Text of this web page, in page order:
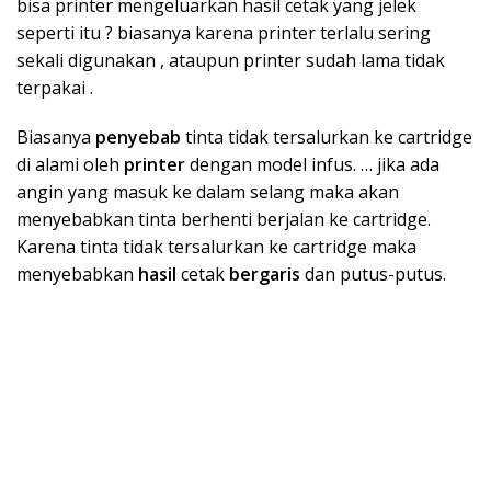
bisa printer mengeluarkan hasil cetak yang jelek
seperti itu ? biasanya karena printer terlalu sering
sekali digunakan , ataupun printer sudah lama tidak
terpakai .
Biasanya penyebab tinta tidak tersalurkan ke cartridge
di alami oleh printerdengan model infus. … jika ada
angin yang masuk ke dalam selang maka akan
menyebabkan tinta berhenti berjalan ke cartridge.
Karena tinta tidak tersalurkan ke cartridge maka
menyebabkan hasil cetak bergaris dan putus-putus.